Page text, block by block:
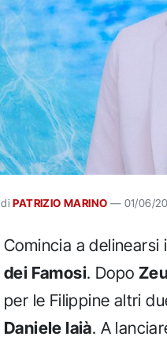
di PATRIZIO MARINO — 01/06/
Comincia a
dei Famosi. Dopo
per le Filippine altri
Daniele Iaià. A